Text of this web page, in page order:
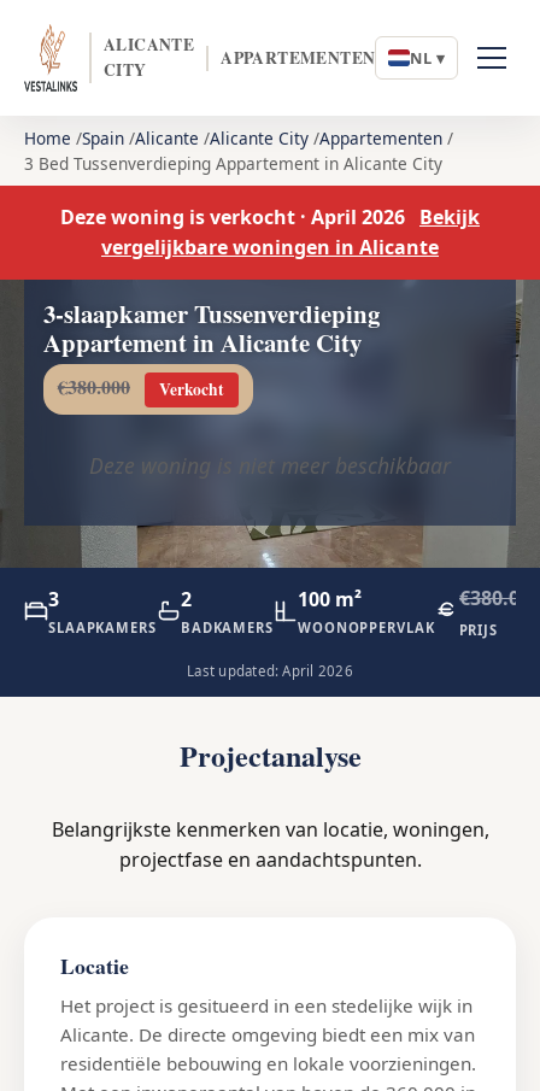
ALICANTE
CITY
APPARTEMENTEN NL ▾
Home Spain Alicante Alicante City Appartementen
3 Bed Tussenverdieping Appartement in Alicante City
Deze woning is verkocht · April 2026 Bekijk
vergelijkbare woningen in Alicante
3-slaapkamer Tussenverdieping
Appartement in Alicante City
€380.000 Verkocht
Deze woning is niet meer beschikbaar
3
SLAAPKAMERS
2
BADKAMERS
100 m²
WOONOPPERVLAK
€380.000
PRIJS
Last updated: April 2026
Projectanalyse
Belangrijkste kenmerken van locatie, woningen,
projectfase en aandachtspunten.
Locatie
Het project is gesitueerd in een stedelijke wijk in
Alicante. De directe omgeving biedt een mix van
residentiële bebouwing en lokale voorzieningen.